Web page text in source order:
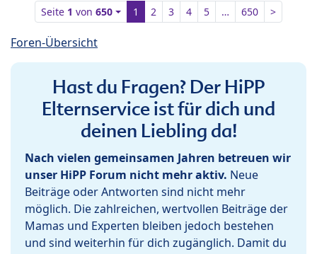
Seite 1 von650 1 2 3 4 5 … 650 >
Foren-Übersicht
Hast du Fragen? Der HiPP
Elternservice ist für dich und
deinen Liebling da!
Nach vielen gemeinsamen Jahren betreuen wir
unser HiPP Forum nicht mehr aktiv. Neue
Beiträge oder Antworten sind nicht mehr
möglich. Die zahlreichen, wertvollen Beiträge der
Mamas und Experten bleiben jedoch bestehen
und sind weiterhin für dich zugänglich. Damit du